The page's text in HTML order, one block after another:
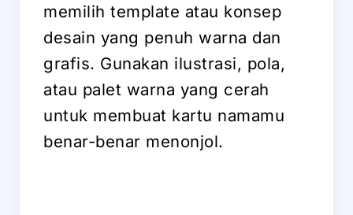
memilih template atau konsep
desain yang penuh warna dan
grafis. Gunakan ilustrasi, pola,
atau palet warna yang cerah
untuk membuat kartu namamu
benar-benar menonjol.